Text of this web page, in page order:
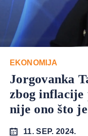
EKONOMIJA
Jorgovanka
zbog inflacije
nije ono što
11. SEP. 2024.